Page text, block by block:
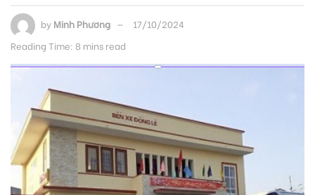
by Minh Phương
17/10/2024
Reading Time: 8 mins read